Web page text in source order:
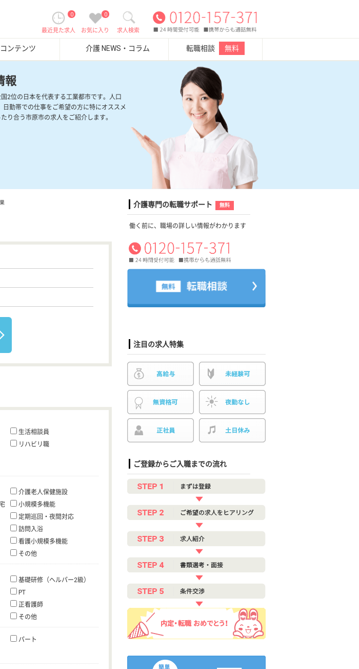
求人検索
0
お気に入り
0
最近見た求人
ンテンツ 介護 NEWS・コラム 転職相談 無料
報
2位の日本を代表する工業都市です。人口
勤帯での仕事をご希望の方に特にオススメ
り合う市原市の求人をご紹介します。
生活相談員
リハビリ職
介護老人保健施設
小規模多機能
定期巡回・夜間対応
訪問入浴
看護小規模多機能
その他
基礎研修（ヘルパー2級）
PT
正看護師
その他
パート
介護専門の転職サポート 無料
働く前に、職場の詳しい情報がわかります
注目の求人特集
ご登録からご入職までの流れ